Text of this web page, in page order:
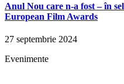
Anul Nou care n-a fost – în
European Film Awards
27 septembrie 2024
Evenimente